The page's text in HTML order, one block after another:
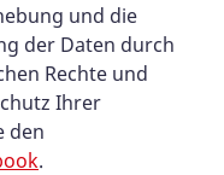
und die
der Daten durch
Rechte und
Ihrer
den
.